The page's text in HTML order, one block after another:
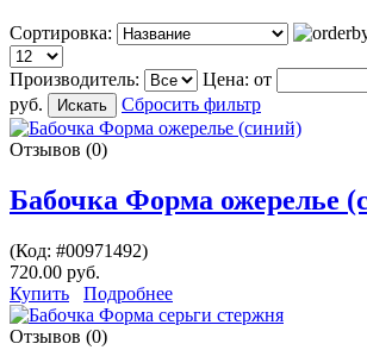
Сортировка:
Производитель: Цена: от
руб.
Сбросить фильтр
Отзывов (0)
Бабочка Форма ожерелье
(Код: #00971492)
720.00 руб.
Купить
Подробнее
Отзывов (0)